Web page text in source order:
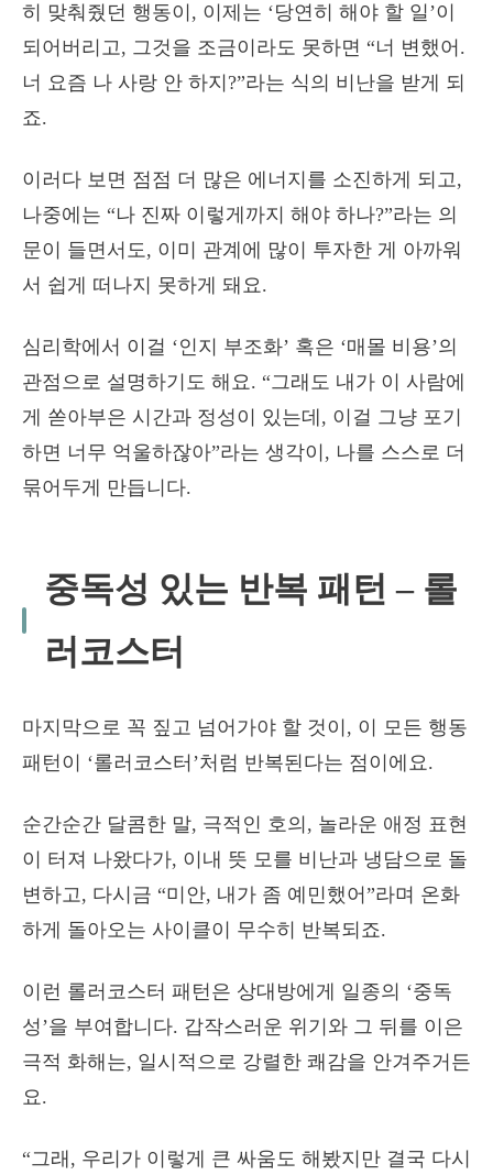
히 맞춰줬던 행동이, 이제는 ‘당연히 해야 할 일’이
되어버리고, 그것을 조금이라도 못하면 “너 변했어.
너 요즘 나 사랑 안 하지?”라는 식의 비난을 받게 되
죠.
이러다 보면 점점 더 많은 에너지를 소진하게 되고,
나중에는 “나 진짜 이렇게까지 해야 하나?”라는 의
문이 들면서도, 이미 관계에 많이 투자한 게 아까워
서 쉽게 떠나지 못하게 돼요.
심리학에서 이걸 ‘인지 부조화’ 혹은 ‘매몰 비용’의
관점으로 설명하기도 해요. “그래도 내가 이 사람에
게 쏟아부은 시간과 정성이 있는데, 이걸 그냥 포기
하면 너무 억울하잖아”라는 생각이, 나를 스스로 더
묶어두게 만듭니다.
중독성 있는 반복 패턴 – 롤
러코스터
마지막으로 꼭 짚고 넘어가야 할 것이, 이 모든 행동
패턴이 ‘롤러코스터’처럼 반복된다는 점이에요.
순간순간 달콤한 말, 극적인 호의, 놀라운 애정 표현
이 터져 나왔다가, 이내 뜻 모를 비난과 냉담으로 돌
변하고, 다시금 “미안, 내가 좀 예민했어”라며 온화
하게 돌아오는 사이클이 무수히 반복되죠.
이런 롤러코스터 패턴은 상대방에게 일종의 ‘중독
성’을 부여합니다. 갑작스러운 위기와 그 뒤를 이은
극적 화해는, 일시적으로 강렬한 쾌감을 안겨주거든
요.
“그래, 우리가 이렇게 큰 싸움도 해봤지만 결국 다시